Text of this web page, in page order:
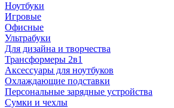
Ноутбуки
Игровые
Офисные
Ультрабуки
Для дизайна и творчества
Трансформеры 2в1
Аксессуары для ноутбуков
Охлаждающие подставки
Персональные зарядные устройства
Сумки и чехлы